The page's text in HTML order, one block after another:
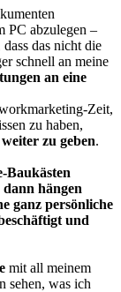
PC abzulegen –
das nicht die
schnell an meine
an eine
Zeit,
zu haben,
zu geben.
Baukästen
hängen
ganz persönliche
und
mit all meinem
sehen, was ich